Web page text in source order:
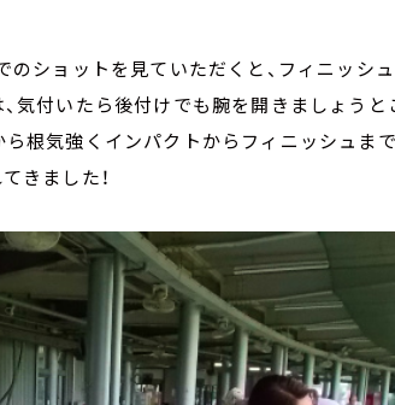
ショットを見ていただくと、フィニッシ
気付いたら後付けでも腕を開きましょうと
根気強くインパクトからフィニッシュま
きました！